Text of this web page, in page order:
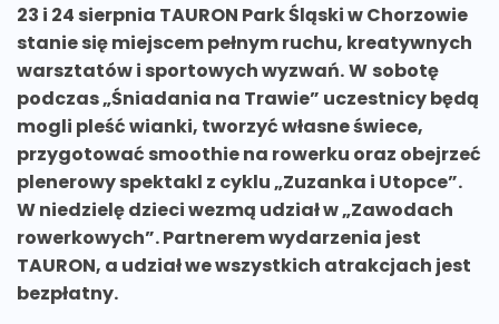
23 i 24 sierpnia TAURON Park Śląski w Chorzowie
stanie się miejscem pełnym ruchu, kreatywnych
warsztatów i sportowych wyzwań.W sobotę
podczas „Śniadania na Trawie” uczestnicy będą
mogli pleść wianki, tworzyć własne świece,
przygotować smoothie na rowerku oraz obejrzeć
plenerowy spektakl z cyklu „Zuzanka i Utopce”.
W niedzielę dzieci wezmą udział w „Zawodach
rowerkowych”. Partnerem wydarzenia jest
TAURON, a udział we wszystkich atrakcjach jest
bezpłatny.